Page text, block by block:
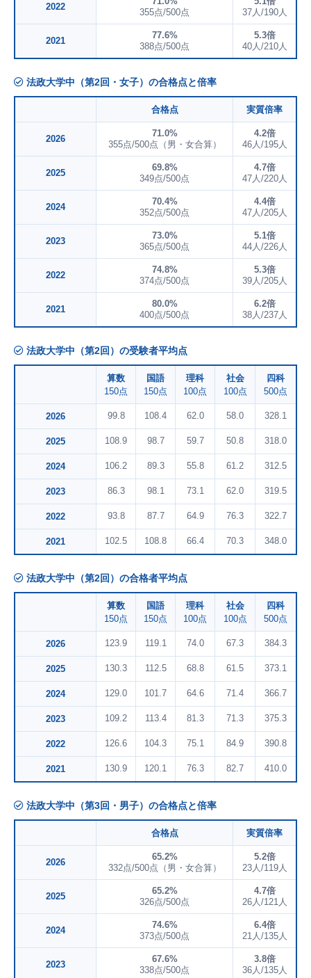
2022
355点/500点
37人/190人
2021
77.6%
388点/500点
5.3倍
40人/210人
法政大学中（第2回・女子）の合格点と倍率
合格点 実質倍率
2026
71.0%
355点/500点（男・女合算）
4.2倍
46人/195人
2025
69.8%
349点/500点
4.7倍
47人/220人
2024
70.4%
352点/500点
4.4倍
47人/205人
2023
73.0%
365点/500点
5.1倍
44人/226人
2022
74.8%
374点/500点
5.3倍
39人/205人
2021
80.0%
400点/500点
6.2倍
38人/237人
法政大学中（第2回）の受験者平均点
算数
150点
国語
150点
理科
100点
社会
100点
四科
500点
2026 99.8 108.4 62.0 58.0 328.1
2025 108.9 98.7 59.7 50.8 318.0
2024 106.2 89.3 55.8 61.2 312.5
2023 86.3 98.1 73.1 62.0 319.5
2022 93.8 87.7 64.9 76.3 322.7
2021 102.5 108.8 66.4 70.3 348.0
法政大学中（第2回）の合格者平均点
算数
150点
国語
150点
理科
100点
社会
100点
四科
500点
2026 123.9 119.1 74.0 67.3 384.3
2025 130.3 112.5 68.8 61.5 373.1
2024 129.0 101.7 64.6 71.4 366.7
2023 109.2 113.4 81.3 71.3 375.3
2022 126.6 104.3 75.1 84.9 390.8
2021 130.9 120.1 76.3 82.7 410.0
法政大学中（第3回・男子）の合格点と倍率
合格点 実質倍率
2026
65.2%
332点/500点（男・女合算）
5.2倍
23人/119人
2025
65.2%
326点/500点
4.7倍
26人/121人
2024
74.6%
373点/500点
6.4倍
21人/135人
2023
67.6%
338点/500点
3.8倍
36人/135人